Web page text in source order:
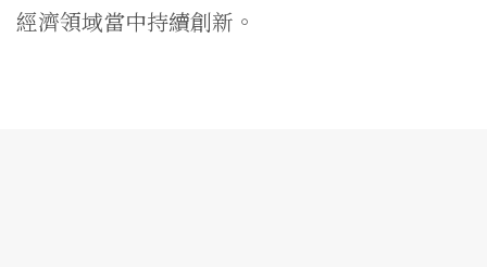
經濟領域當中持續創新。